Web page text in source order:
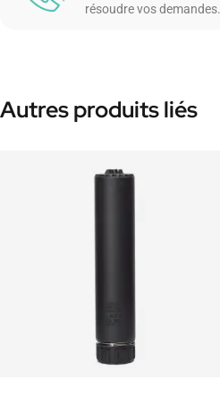
résoudre vos demandes.
Autres produits liés